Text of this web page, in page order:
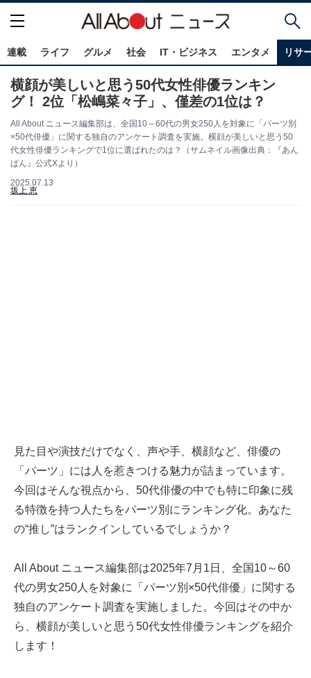
連載 ライフ グルメ 社会 IT・ビジネス エンタメ リサ
横顔が美しいと思う50代女性俳優ランキン
グ！ 2位「松嶋菜々子」、僅差の1位は？
All About ニュース編集部は、全国10～60代の男女250人を対象に「パーツ別
×50代俳優」に関する独自のアンケート調査を実施。横顔が美しいと思う50
代女性俳優ランキングで1位に選ばれたのは？（サムネイル画像出典：『あん
ぱん』公式Xより）
2025.07.13
坂上 恵
見た目や演技だけでなく、声や手、横顔など、俳優の
「パーツ」には人を惹きつける魅力が詰まっています。
今回はそんな視点から、50代俳優の中でも特に印象に残
る特徴を持つ人たちをパーツ別にランキング化。あなた
の“推し”はランクインしているでしょうか？
All About ニュース編集部は2025年7月1日、全国10～60
代の男女250人を対象に「パーツ別×50代俳優」に関する
独自のアンケート調査を実施しました。今回はその中か
ら、横顔が美しいと思う50代女性俳優ランキングを紹介
します！